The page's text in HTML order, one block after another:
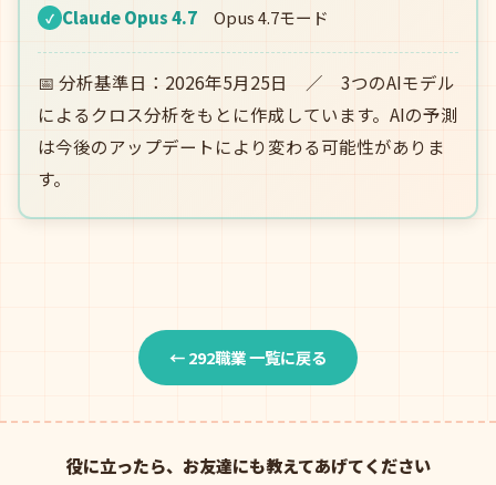
✓ Claude Opus 4.7 Opus 4.7モード
📅 分析基準日：2026年5月25日 ／ 3つのAIモデル
によるクロス分析をもとに作成しています。AIの予測
は今後のアップデートにより変わる可能性がありま
す。
← 292職業 一覧に戻る
役に立ったら、お友達にも教えてあげてください